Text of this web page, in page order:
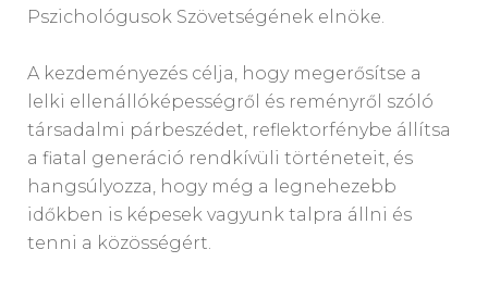
Pszichológusok Szövetségének elnöke.
A kezdeményezés célja, hogy megerősítse a
lelki ellenállóképességről és reményről szóló
társadalmi párbeszédet, reflektorfénybe állítsa
a fiatal generáció rendkívüli történeteit, és
hangsúlyozza, hogy még a legnehezebb
időkben is képesek vagyunk talpra állni és
tenni a közösségért.